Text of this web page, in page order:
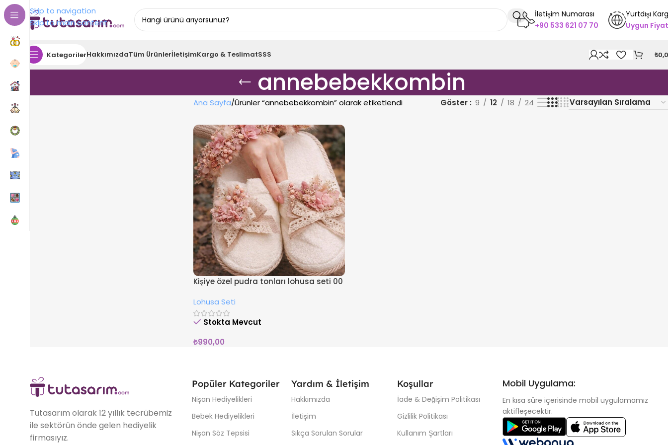
Skip to navigation
Skip to main content
İletişim Numarası
+90 533 621 07 70
Yurtdışı
Uygun Fiyat
KategorilerHakkımızdaTüm ÜrünlerİletişimKargo & TeslimatSSS ₺
annebebekkombin
Ana Sayfa Ürünler “annebebekkombin” olarak etiketlendi Göster 9 12 18 24
Kişiye özel pudra tonları lohusa seti 00
Lohusa Seti
Stokta Mevcut
₺990,00
Tutasarım olarak 12 yıllık tecrübemiz
ile sektörün önde gelen hediyelik
firmasıyız.
Popüler Kategoriler
Nişan Hediyelikleri
Bebek Hediyelikleri
Nişan Söz Tepsisi
Yardım & İletişim
Hakkımızda
İletişim
Sıkça Sorulan Sorular
Koşullar
İade & Değişim Politikası
Gizlilik Politikası
Kullanım Şartları
Mobil Uygulama:
En kısa süre içerisinde mobil uygulamamız
aktifleşecektir.